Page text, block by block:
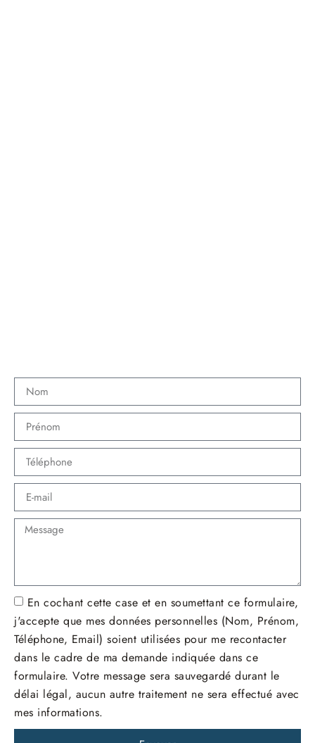
En cochant cette case et en soumettant ce formulaire,
j'accepte que mes données personnelles (Nom, Prénom,
Téléphone, Email) soient utilisées pour me recontacter
dans le cadre de ma demande indiquée dans ce
formulaire. Votre message sera sauvegardé durant le
délai légal, aucun autre traitement ne sera effectué avec
mes informations.